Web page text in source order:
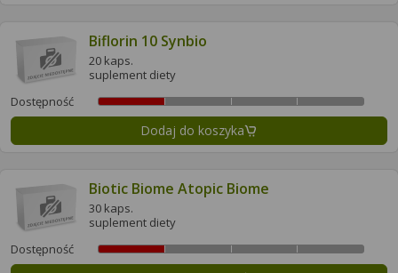
Biflorin 10 Synbio
20 kaps.
suplement diety
Dostępność
Dodaj do koszyka
Biotic Biome Atopic Biome
30 kaps.
suplement diety
Dostępność